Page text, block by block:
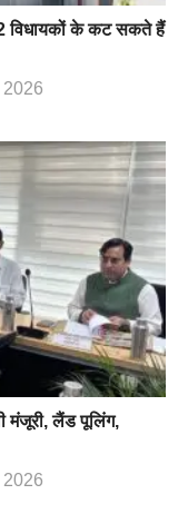
विधायकों के कट सकते हैं
मंजूरी, लैंड पूलिंग,